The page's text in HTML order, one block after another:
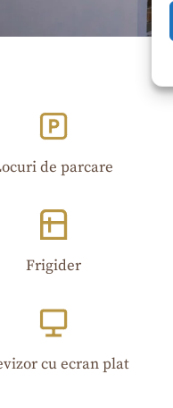
de parcare
Frigider
cu ecran plat